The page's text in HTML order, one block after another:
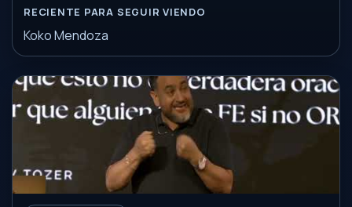
RECIENTE PARA SEGUIR VIENDO
Koko Mendoza